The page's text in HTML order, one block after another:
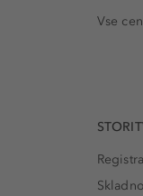
Vse